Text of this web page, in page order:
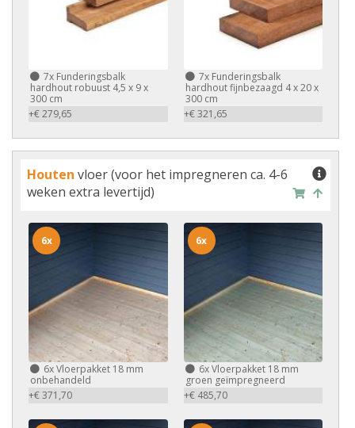
7x Funderingsbalk
hardhout robuust 4,5 x 9 x
300 cm
+€ 279,65
7xFunderingsbalk
hardhout fijnbezaagd 4 x 20 x
300 cm
+€ 321,65
Houten vloer (voor het impregneren ca. 4-6
weken extra levertijd)
6xVloerpakket 18 mm
onbehandeld
+€ 371,70
6x
6xVloerpakket 18 mm
groen geïmpregneerd
+€ 485,70
6x